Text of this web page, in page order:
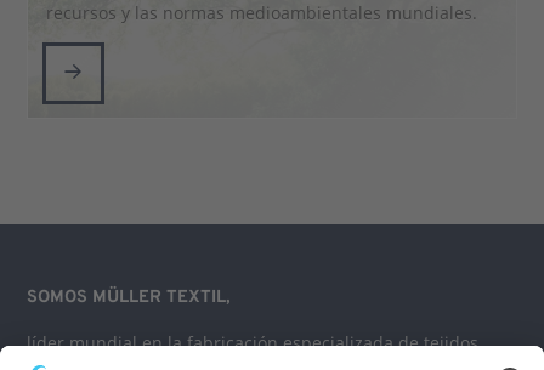
recursos y las normas medioambientales mundiales.
SOMOS MÜLLER TEXTIL,
líder mundial en la fabricación especializada de tejidos